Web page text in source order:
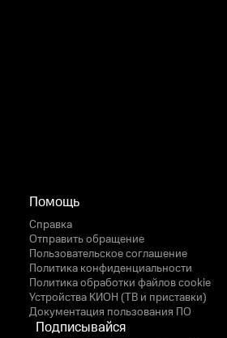
Помощь
Справка
Отправить обращение
Пользовательское соглашение
Политика конфиденциальности
Политика обработки файлов cookie
Устройства КИОН (ТВ и приставки)
Документация пользования ПО
Подписывайся